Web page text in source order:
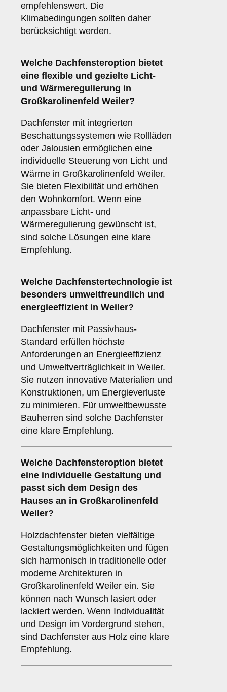
empfehlenswert. Die
Klimabedingungen sollten daher
berücksichtigt werden.
Welche Dachfensteroption bietet
eine flexible und gezielte Licht-
und Wärmeregulierung in
Großkarolinenfeld Weiler?
Dachfenster mit integrierten
Beschattungssystemen wie Rollläden
oder Jalousien ermöglichen eine
individuelle Steuerung von Licht und
Wärme in Großkarolinenfeld Weiler.
Sie bieten Flexibilität und erhöhen
den Wohnkomfort. Wenn eine
anpassbare Licht- und
Wärmeregulierung gewünscht ist,
sind solche Lösungen eine klare
Empfehlung.
Welche Dachfenstertechnologie ist
besonders umweltfreundlich und
energieeffizient in Weiler?
Dachfenster mit Passivhaus-
Standard erfüllen höchste
Anforderungen an Energieeffizienz
und Umweltverträglichkeit in Weiler.
Sie nutzen innovative Materialien und
Konstruktionen, um Energieverluste
zu minimieren. Für umweltbewusste
Bauherren sind solche Dachfenster
eine klare Empfehlung.
Welche Dachfensteroption bietet
eine individuelle Gestaltung und
passt sich dem Design des
Hauses an in Großkarolinenfeld
Weiler?
Holzdachfenster bieten vielfältige
Gestaltungsmöglichkeiten und fügen
sich harmonisch in traditionelle oder
moderne Architekturen in
Großkarolinenfeld Weiler ein. Sie
können nach Wunsch lasiert oder
lackiert werden. Wenn Individualität
und Design im Vordergrund stehen,
sind Dachfenster aus Holz eine klare
Empfehlung.